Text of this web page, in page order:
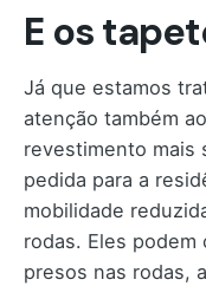
E os
Já que estamos
atenção também
revestimento mais
pedida para a
mobilidade
rodas. Eles
presos nas rodas,